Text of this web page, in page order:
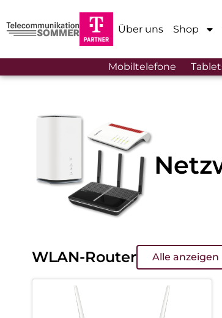
Über uns Shop
Mobiltelefone
WLAN-Router Alle anzeigen